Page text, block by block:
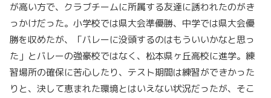
が高い方で、クラブチームに所属する友達に誘われたのがき
っかけだった。小学校では県大会準優勝、中学では県大会優
勝を収めたが、「バレーに没頭するのはもういいかなと思っ
た」とバレーの強豪校ではなく、松本県ヶ丘高校に進学。練
習場所の確保に苦心したり、テスト期間は練習ができかった
りと、決して恵まれた環境とはいえない状況だったが、そこ